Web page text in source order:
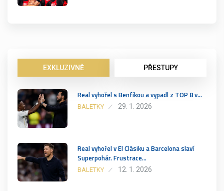
EXKLUZIVNĚ PŘESTUPY
Real vyhořel s Benfikou a vypadl z TOP 8 v…
BALETKY 29. 1. 2026
Real vyhořel v El Clásiku a Barcelona slaví
Superpohár. Frustrace…
BALETKY 12. 1. 2026